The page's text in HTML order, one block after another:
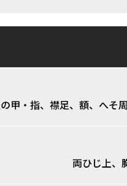
甲・指、襟足、額、へそ
両ひじ上、